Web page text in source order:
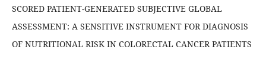
SCORED PATIENT-GENERATED SUBJECTIVE GLOBAL
ASSESSMENT: A SENSITIVE INSTRUMENT FOR DIAGNOSIS
OF NUTRITIONAL RISK IN COLORECTAL CANCER PATIENTS